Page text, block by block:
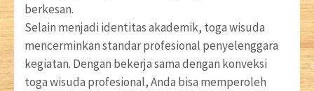
berkesan.
Selain menjadi identitas akademik, toga wisuda
mencerminkan standar profesional penyelenggara
kegiatan. Dengan bekerja sama dengan konveksi
toga wisuda profesional, Anda bisa memperoleh